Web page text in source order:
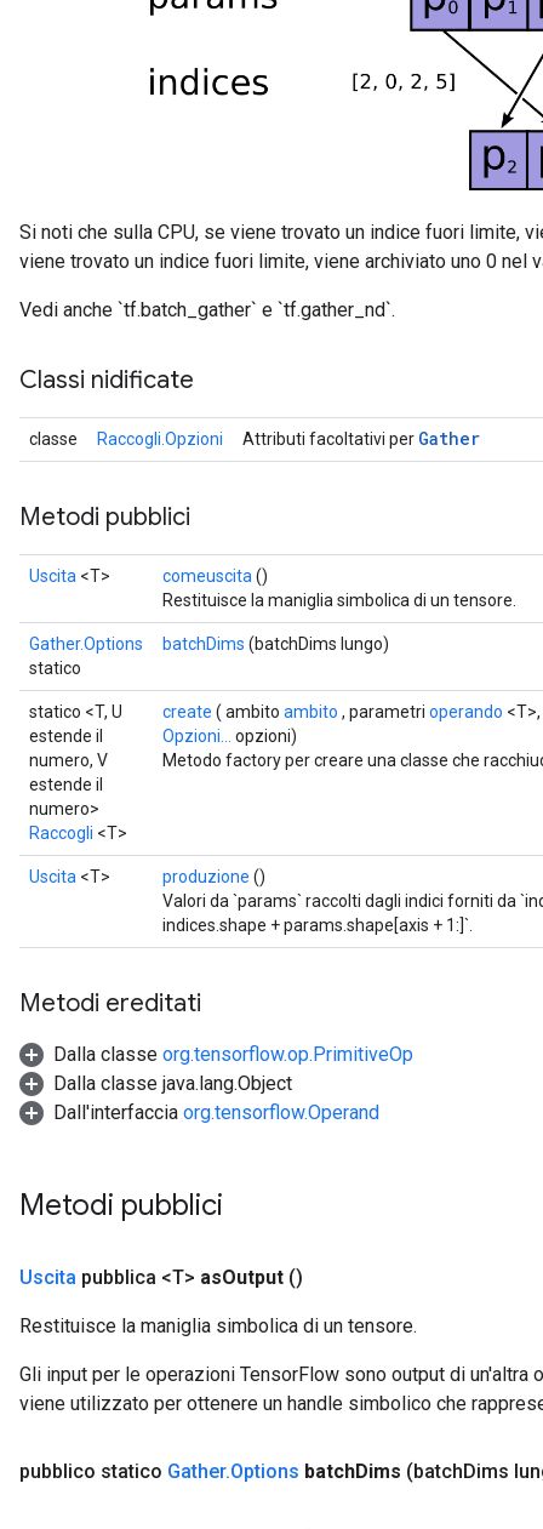
Si noti che sulla CPU, se viene trovato un indice fuori limite,
viene trovato un indice fuori limite, viene archiviato uno 0 nel
Vedi anche `tf.batch_gather` e `tf.gather_nd`.
Classi nidificate
classe Raccogli.Opzioni Attributi facoltativi per Gather
Metodi pubblici
Uscita <T> comeuscita ()
Restituisce la maniglia simbolica di un tensore.
Gather.Options
statico
batchDims (batchDims lungo)
statico <T, U
estende il
numero, V
estende il
numero>
Raccogli <T>
create ( ambito ambito , parametri operando
Opzioni...
opzioni)
Metodo factory per creare una classe che
Uscita <T> produzione ()
Valori da `params` raccolti dagli indici forniti da
indices.shape + params.shape[axis + 1:]`.
Metodi ereditati
Dalla classe org.tensorflow.op.PrimitiveOp
Dalla classe java.lang.Object
Dall'interfaccia org.tensorflow.Operand
Metodi pubblici
Uscita pubblica <T> asOutput ()
Restituisce la maniglia simbolica di un tensore.
Gli input per le operazioni TensorFlow sono output di un'altra
viene utilizzato per ottenere un handle simbolico che
pubblico statico Gather.Options batchDims (batchDims